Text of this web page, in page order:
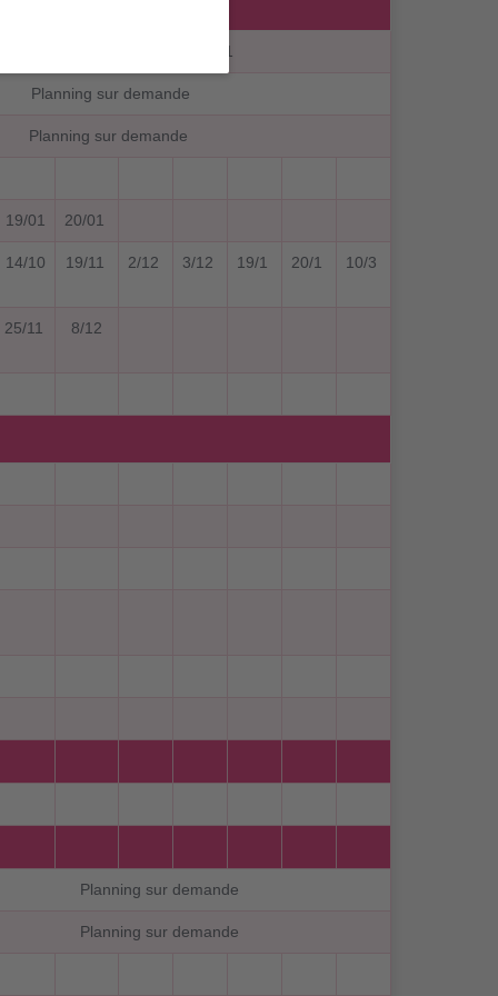
mois : 20/10 + 5/11 + 17/11
Planning sur demande
Planning sur demande
19/01 20/01
14/10 19/11 2/12 3/12 19/1 20/1 10/3
25/11 8/12
Planning sur demande
Planning sur demande